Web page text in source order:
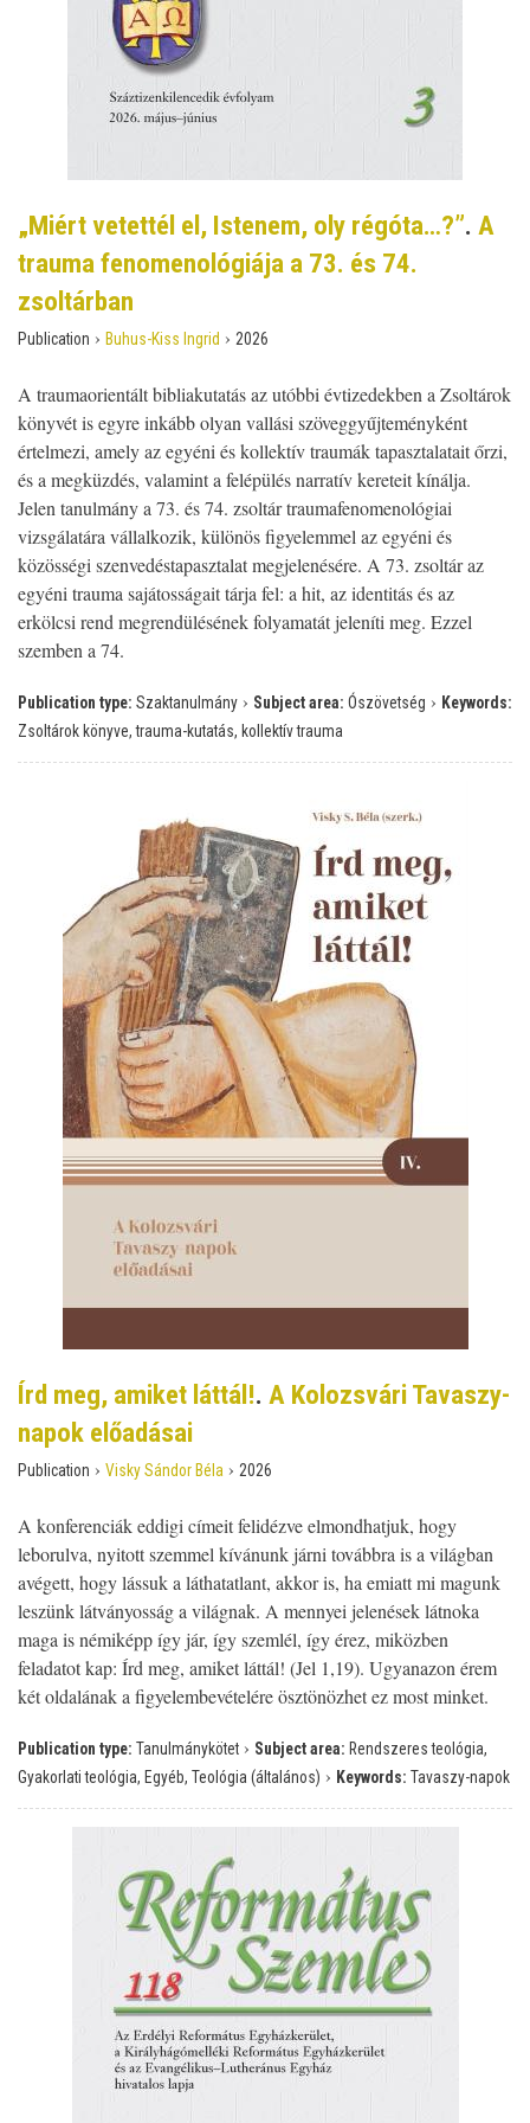
„Miért vetettél el, Istenem, oly régóta…?”. A
trauma fenomenológiája a 73. és 74.
zsoltárban
Publication › Buhus-Kiss Ingrid › 2026
A traumaorientált bibliakutatás az utóbbi évtizedekben a Zsoltárok
könyvét is egyre inkább olyan vallási szöveggyűjteményként
értelmezi, amely az egyéni és kollektív traumák tapasztalatait őrzi,
és a megküzdés, valamint a felépülés narratív kereteit kínálja.
Jelen tanulmány a 73. és 74. zsoltár traumafenomenológiai
vizsgálatára vállalkozik, különös figyelemmel az egyéni és
közösségi szenvedéstapasztalat megjelenésére. A 73. zsoltár az
egyéni trauma sajátosságait tárja fel: a hit, az identitás és az
erkölcsi rend megrendülésének folyamatát jeleníti meg. Ezzel
szemben a 74.
Publication type: Szaktanulmány › Subject area: Ószövetség › Keywords:
Zsoltárok könyve, trauma-kutatás, kollektív trauma
Írd meg, amiket láttál!. A Kolozsvári Tavaszy-
napok előadásai
Publication › Visky Sándor Béla › 2026
A konferenciák eddigi címeit felidézve elmondhatjuk, hogy
leborulva, nyitott szemmel kívánunk járni továbbra is a világban
avégett, hogy lássuk a láthatatlant, akkor is, ha emiatt mi magunk
leszünk látványosság a világnak. A mennyei jelenések látnoka
maga is némiképp így jár, így szemlél, így érez, miközben
feladatot kap: Írd meg, amiket láttál! (Jel 1,19). Ugyanazon érem
két oldalának a figyelembevételére ösztönözhet ez most minket.
Publication type: Tanulmánykötet › Subject area: Rendszeres teológia,
Gyakorlati teológia, Egyéb, Teológia (általános) › Keywords: Tavaszy-napok